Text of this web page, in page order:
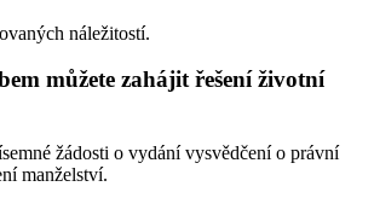
náležitostí.
můžete zahájit řešení životní
žádosti o vydání vysvědčení o právní
manželství.